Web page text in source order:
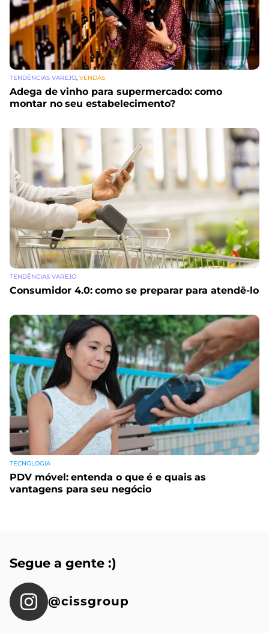
TENDÊNCIAS VAREJO, VENDAS
Adega de vinho para supermercado: como
montar no seu estabelecimento?
TENDÊNCIAS VAREJO
Consumidor 4.0: como se preparar para atendê-lo
TECNOLOGIA
PDV móvel: entenda o que é e quais as
vantagens para seu negócio
Segue a gente :)
@cissgroup